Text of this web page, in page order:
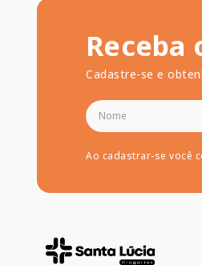
Receba
Cadastre-se e
Ao cadastrar-se você